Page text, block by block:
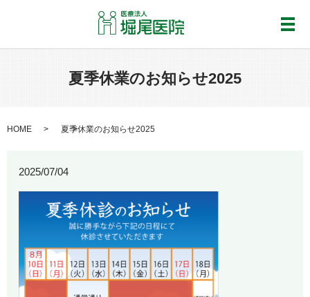
メ
夏季休業のお知らせ2025
HOME 夏季休業のお知らせ2025
2025/07/04